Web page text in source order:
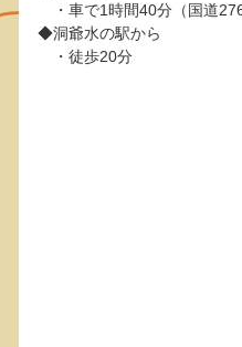
・車で1時間40分（国道276
◆洞爺水の駅から
・徒歩20分